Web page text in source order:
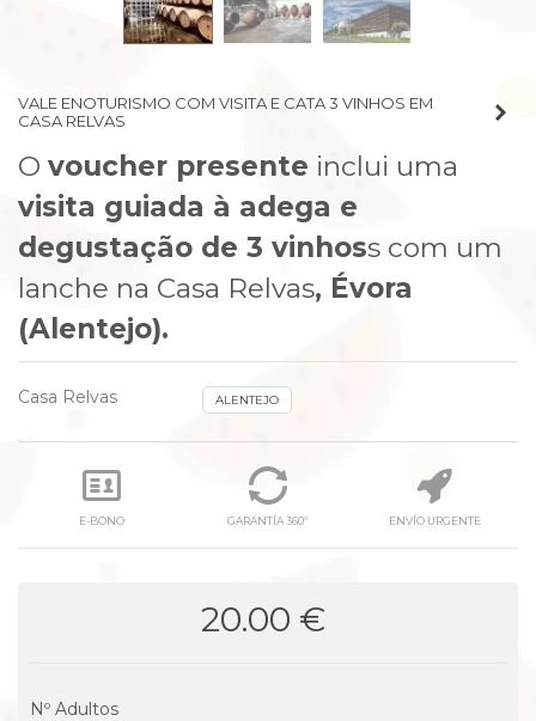
VALE ENOTURISMO COM VISITA E CATA 3 VINHOS EM
CASA RELVAS
O voucher presente inclui uma
visita guiada à adega e
degustação de 3 vinhoss com um
lanche na Casa Relvas, Évora
(Alentejo).
Casa Relvas ALENTEJO
E-BONO GARANTÍA 360º ENVÍO URGENTE
20.00 €
Nº Adultos